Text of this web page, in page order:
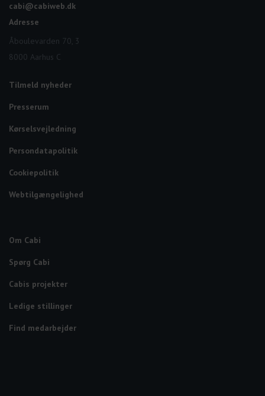
cabi@cabiweb.dk
Adresse
Åboulevarden 70, 3
8000 Aarhus C
Tilmeld nyheder
Presserum
Kørselsvejledning
Persondatapolitik
Cookiepolitik
Webtilgængelighed
Om Cabi
Spørg Cabi
Cabis projekter
Ledige stillinger
Find medarbejder